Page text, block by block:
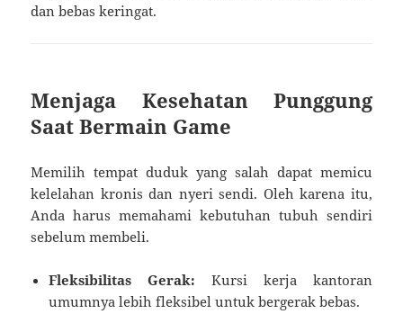
dan bebas keringat.
Menjaga Kesehatan Punggung
Saat Bermain Game
Memilih tempat duduk yang salah dapat memicu
kelelahan kronis dan nyeri sendi. Oleh karena itu,
Anda harus memahami kebutuhan tubuh sendiri
sebelum membeli.
Fleksibilitas Gerak: Kursi kerja kantoran
umumnya lebih fleksibel untuk bergerak bebas.